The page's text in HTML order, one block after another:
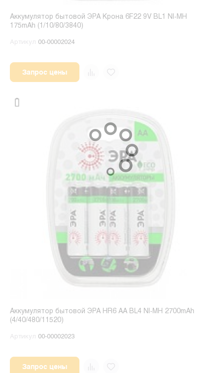
Аккумулятор бытовой ЭРА Крона 6F22 9V BL1 NI-MH
175mAh (1/10/80/3840)
Артикул 00-00002024
Запрос цены
Аккумулятор бытовой ЭРА HR6 AA BL4 NI-MH 2700mAh
(4/40/480/11520)
Артикул 00-00002023
Запрос цены